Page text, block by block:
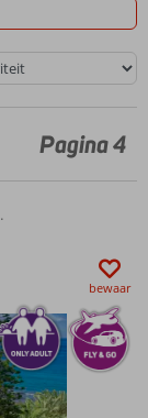
Pagina 4
bewaar